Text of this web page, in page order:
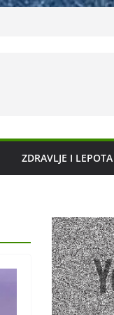
ZDRAVLJE I LEPOTA